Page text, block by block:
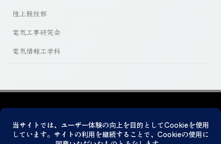
陸上競技部
電気工事研究会
電気情報工学科